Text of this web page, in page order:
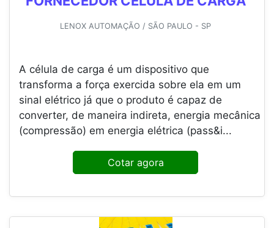
LENOX AUTOMAÇÃO / SÃO PAULO - SP
A célula de carga é um dispositivo que
transforma a força exercida sobre ela em um
sinal elétrico já que o produto é capaz de
converter, de maneira indireta, energia mecânica
(compressão) em energia elétrica (pass&i...
Cotar agora